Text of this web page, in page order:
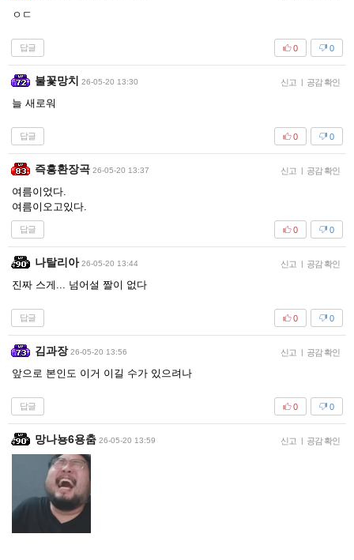
ㅇㄷ
답글 0
0
불꽃망치 26-05-20 13:30 신고 | 공감 확인
늘 새로워
답글 0
0
즉흥환장곡 26-05-20 13:37 신고 | 공감 확인
여름이었다.
여름이오고있다.
답글 0
0
나탈리아 26-05-20 13:44 신고 | 공감 확인
진짜 스게... 넘어설 짤이 없다
답글 0
0
김과장 26-05-20 13:56 신고 | 공감 확인
앞으로 본인도 이거 이길 수가 있으려나
답글 0
0
망나뇽6용춤 26-05-20 13:59 신고 | 공감 확인